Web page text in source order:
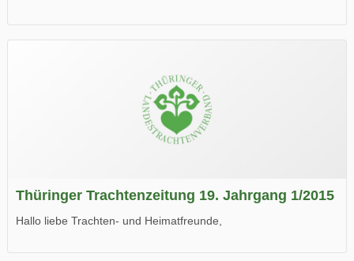
Wir wünschen Euch viel Spaß beim Lesen.
Thüringer Trachtenzeitung 19. Jahrgang 1/2015
Hallo liebe Trachten- und Heimatfreunde,